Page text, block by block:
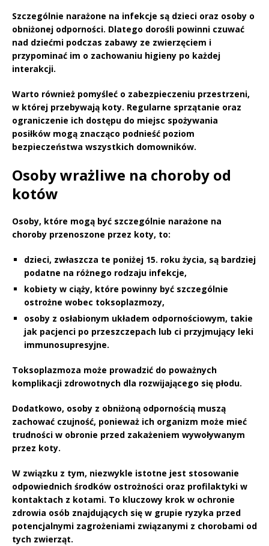
Szczególnie narażone na infekcje są dzieci oraz osoby o
obniżonej odporności. Dlatego dorośli powinni czuwać
nad dziećmi podczas zabawy ze zwierzęciem i
przypominać im o zachowaniu higieny po każdej
interakcji.
Warto również pomyśleć o zabezpieczeniu przestrzeni,
w której przebywają koty. Regularne sprzątanie oraz
ograniczenie ich dostępu do miejsc spożywania
posiłków mogą znacząco podnieść poziom
bezpieczeństwa wszystkich domowników.
Osoby wrażliwe na choroby od
kotów
Osoby, które mogą być szczególnie narażone na
choroby przenoszone przez koty, to:
dzieci, zwłaszcza te poniżej 15. roku życia, są bardziej
podatne na różnego rodzaju infekcje,
kobiety w ciąży, które powinny być szczególnie
ostrożne wobec toksoplazmozy,
osoby z osłabionym układem odpornościowym, takie
jak pacjenci po przeszczepach lub ci przyjmujący leki
immunosupresyjne.
Toksoplazmoza może prowadzić do poważnych
komplikacji zdrowotnych dla rozwijającego się płodu.
Dodatkowo, osoby z obniżoną odpornością muszą
zachować czujność, ponieważ ich organizm może mieć
trudności w obronie przed zakażeniem wywoływanym
przez koty.
W związku z tym, niezwykle istotne jest stosowanie
odpowiednich środków ostrożności oraz profilaktyki w
kontaktach z kotami. To kluczowy krok w ochronie
zdrowia osób znajdujących się w grupie ryzyka przed
potencjalnymi zagrożeniami związanymi z chorobami od
tych zwierząt.